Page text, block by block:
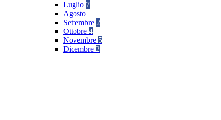
Luglio 7
Agosto
Settembre 2
Ottobre 4
Novembre 5
Dicembre 2